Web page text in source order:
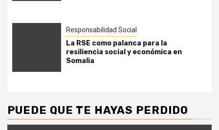
Responsabilidad Social
La RSE como palanca para la
resiliencia social y económica en
Somalia
PUEDE QUE TE HAYAS PERDIDO